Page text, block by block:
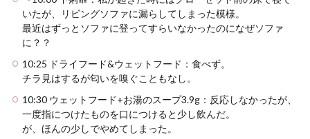
いたが、リビングソファに漏らしてしまった模様。
最近はずっとソファに登ってすらいなかったのになぜソファ
に？？
10:25 ドライフード&ウェットフード：食べず。
チラ見はするが匂いを嗅ぐこともなし。
10:30 ウェットフード+お湯のスープ3.9g：反応しなかったが、
一度指につけたものを口につけると少し飲んだ。
が、ほんの少しでやめてしまった。